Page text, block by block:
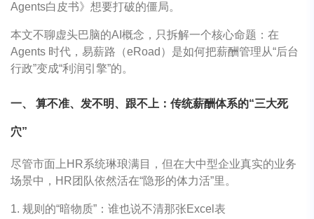
Agents白皮书》想要打破的僵局。
本文不聊虚头巴脑的AI概念，只拆解一个核心命题：在
Agents 时代，易薪路（eRoad）是如何把薪酬管理从“后台
行政”变成“利润引擎”的。
一、 算不准、发不明、跟不上：传统薪酬体系的“三大死
穴”
尽管市面上HR系统琳琅满目，但在大中型企业真实的业务
场景中，HR团队依然活在“隐形的体力活”里。
1. 规则的“暗物质”：谁也说不清那张Excel表